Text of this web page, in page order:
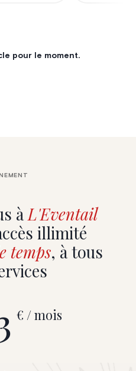
pour le moment.
àL'Eventail
illimité
temps, à tous
€ / mois